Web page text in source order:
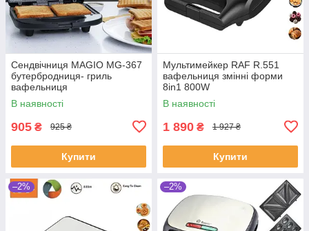
Сендвічниця MAGIO MG-367
бутербродниця- гриль
вафельниця
В наявності
905 ₴ 925 ₴
Купити
Мультимейкер RAF R.551
вафельниця змінні форми
8in1 800W
В наявності
1 890 ₴ 1 927 ₴
Купити
–2% –2%